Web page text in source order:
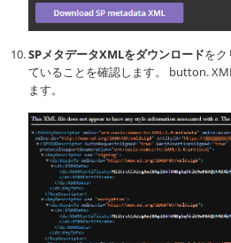
SPメタデータXMLをダウンロードを
ていることを確認します。 button.
ます。